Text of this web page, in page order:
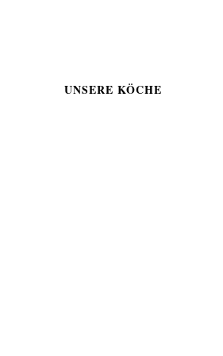
UNSERE KÖCHE